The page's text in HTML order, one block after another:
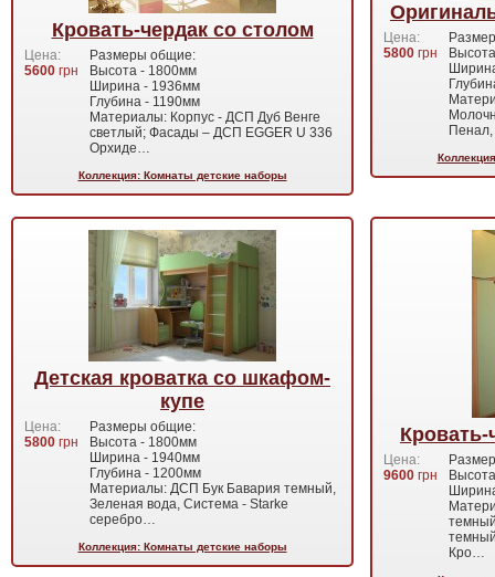
Кровать-чердак со столом
Цена:
5600 грн
Размеры общие:
Высота - 1800мм
Ширина - 1936мм
Глубина - 1190мм
Материалы: Корпус - ДСП Дуб Венге
светлый; Фасады – ДСП EGGER U 336
Орхиде…
Коллекция: Комнаты детские наборы
Цена:
5800 грн
Детская кроватка со шкафом-
купе
Цена:
5800 грн
Размеры общие:
Высота - 1800мм
Ширина - 1940мм
Глубина - 1200мм
Материалы: ДСП Бук Бавария темный,
Зеленая вода, Система - Starke
серебро…
Коллекция: Комнаты детские наборы
Цена:
9600 грн
Кро…